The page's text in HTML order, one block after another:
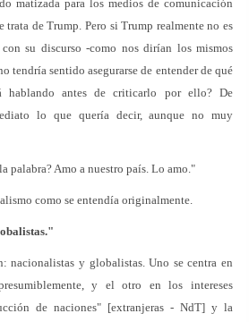
matizada para los medios de comunicación
trata de Trump. Pero si Trump realmente no es
su discurso -como nos dirían los mismos
tendría sentido asegurarse de entender de qué
hablando antes de criticarlo por ello? De
lo que quería decir, aunque no muy
palabra? Amo a nuestro país. Lo amo."
como se entendía originalmente.
nacionalistas y globalistas. Uno se centra en
y el otro en los intereses
de naciones" [extranjeras - NdT] y la